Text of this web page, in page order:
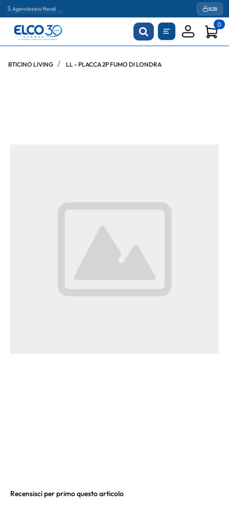
Agevolazioni fiscali B2B
0
BTICINO LIVING LL - PLACCA 2P FUMO DI LONDRA
Recensisci per primo questo articolo